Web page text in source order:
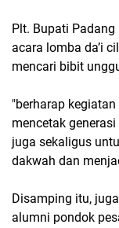
Plt. Bupati
acara lomba da’i
mencari bibit
"berharap
mencetak
juga sekaligus
dakwah dan
Disamping itu,
alumni pondok